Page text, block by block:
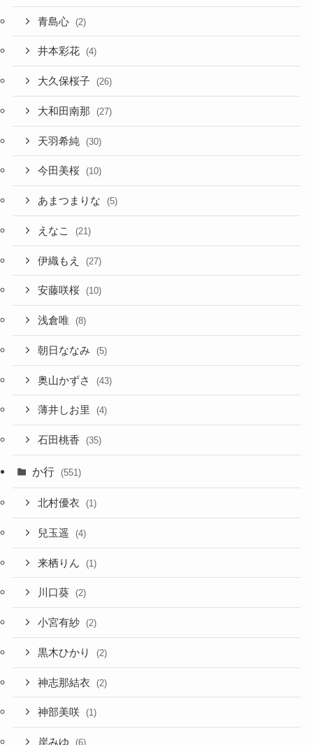
青島心 (2)
井本彩花 (4)
大久保桜子 (26)
大和田南那 (27)
天羽希純 (30)
今田美桜 (10)
あまつまりな (5)
えなこ (21)
伊織もえ (27)
安藤咲桜 (10)
浅倉唯 (8)
朝日ななみ (5)
奥山かずさ (43)
薄井しお里 (4)
石田桃香 (35)
か行 (551)
北村優衣 (1)
兒玉遥 (4)
来栖りん (1)
川口葵 (2)
小宮有紗 (2)
黒木ひかり (2)
神志那結衣 (2)
神部美咲 (1)
岸みゆ (6)